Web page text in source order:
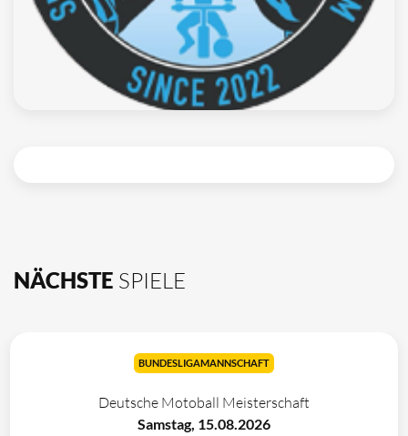
NÄCHSTE SPIELE
BUNDESLIGAMANNSCHAFT
Deutsche Motoball Meisterschaft
Samstag, 15.08.2026